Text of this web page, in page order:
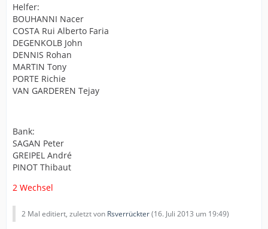
Helfer:
BOUHANNI Nacer
COSTA Rui Alberto Faria
DEGENKOLB John
DENNIS Rohan
MARTIN Tony
PORTE Richie
VAN GARDEREN Tejay
Bank:
SAGAN Peter
GREIPEL André
PINOT Thibaut
2 Wechsel
2 Mal editiert, zuletzt von Rsverrückter(16. Juli 2013 um 19:49)